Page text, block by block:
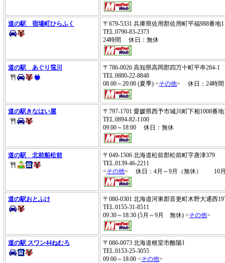
道の駅 宿場町ひらふく
〒679-5331 兵庫県佐用郡佐用町平福988番
TEL.0790-83-2373
24時間 休日：無休
道の駅 あぐり窪川
〒786-0026 高知県高岡郡四万十町平串284-
TEL.0880-22-8848
08:00～20:00 (夏季) <その他> 休日：24時間
道の駅きなはい屋
〒797-1701 愛媛県西予市城川町下相1008番
TEL.0894-82-1100
09:00～18:00 休日：無休
道の駅 北前船松前
〒049-1506 北海道松前郡松前町字唐津379
TEL.0139-46-2211
<その他> 休日：4月～9月（無休） 10月
道の駅おとふけ
〒080-0301 北海道河東郡音更町木野大通西
TEL.0155-31-8511
09:30～18:30 (5月～9月 無休) <その他>
道の駅 スワン44ねむろ
〒086-0073 北海道根室市酪陽1
TEL.0153-25-3055
09:00～18:00 <その他>